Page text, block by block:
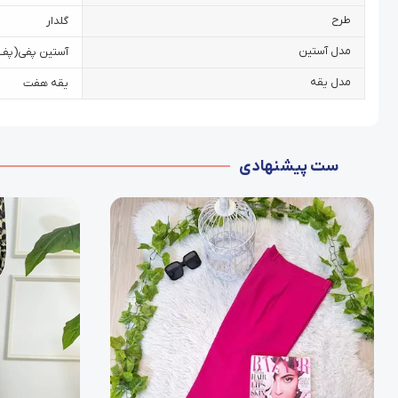
طرح گلدار
مدل آستین آستین
مدل یقه یقه هفت
ست پیشنهادی